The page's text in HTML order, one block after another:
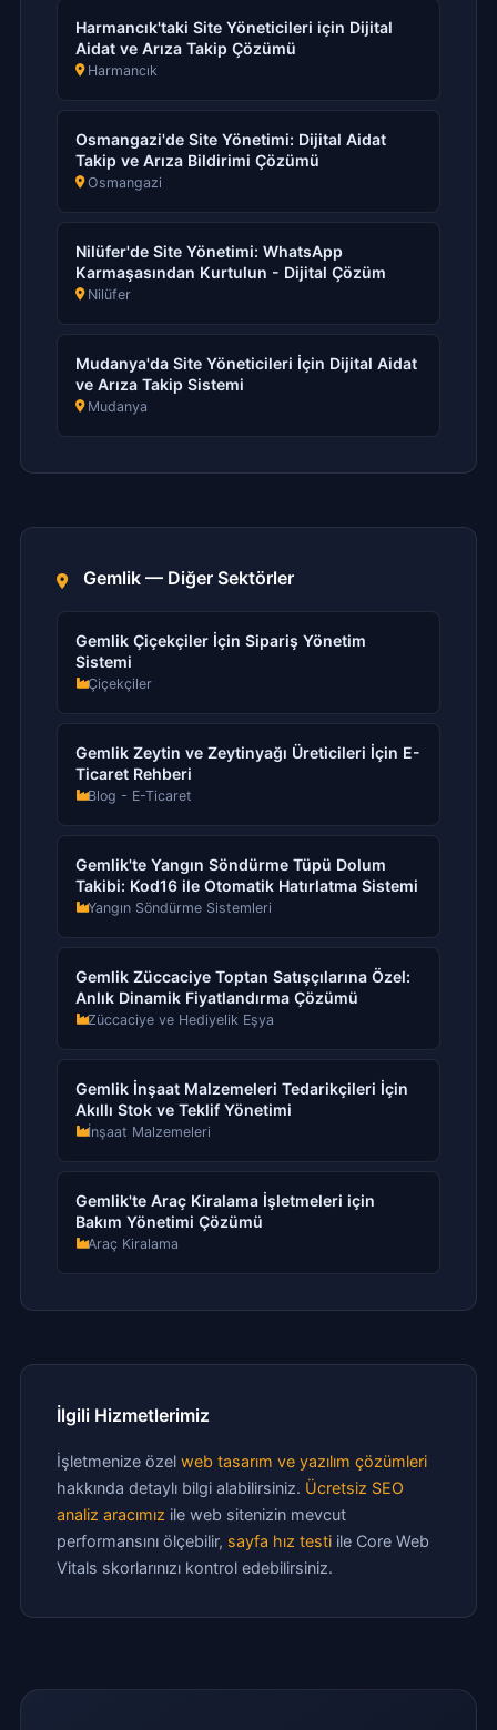
Harmancık'taki Site Yöneticileri için Dijital
Aidat ve Arıza Takip Çözümü
Harmancık
Osmangazi'de Site Yönetimi: Dijital Aidat
Takip ve Arıza Bildirimi Çözümü
Osmangazi
Nilüfer'de Site Yönetimi: WhatsApp
Karmaşasından Kurtulun - Dijital Çözüm
Nilüfer
Mudanya'da Site Yöneticileri İçin Dijital Aidat
ve Arıza Takip Sistemi
Mudanya
Gemlik — Diğer Sektörler
Gemlik Çiçekçiler İçin Sipariş Yönetim
Sistemi
Çiçekçiler
Gemlik Zeytin ve Zeytinyağı Üreticileri İçin E-
Ticaret Rehberi
Blog - E-Ticaret
Gemlik'te Yangın Söndürme Tüpü Dolum
Takibi: Kod16 ile Otomatik Hatırlatma Sistemi
Yangın Söndürme Sistemleri
Gemlik Züccaciye Toptan Satışçılarına Özel:
Anlık Dinamik Fiyatlandırma Çözümü
Züccaciye ve Hediyelik Eşya
Gemlik İnşaat Malzemeleri Tedarikçileri İçin
Akıllı Stok ve Teklif Yönetimi
İnşaat Malzemeleri
Gemlik'te Araç Kiralama İşletmeleri için
Bakım Yönetimi Çözümü
Araç Kiralama
İlgili Hizmetlerimiz
İşletmenize özel web tasarım ve yazılım çözümleri
hakkında detaylı bilgi alabilirsiniz. Ücretsiz SEO
analiz aracımız ile web sitenizin mevcut
performansını ölçebilir, sayfa hız testi ile Core Web
Vitals skorlarınızı kontrol edebilirsiniz.